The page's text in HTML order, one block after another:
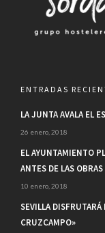
ENTRADAS
LA JUNTA AVALA EL
26 enero, 2018
EL AYUNTAMIENTO
ANTES DE LAS OBRAS
10 enero, 2018
SEVILLA
CRUZCAMPO»